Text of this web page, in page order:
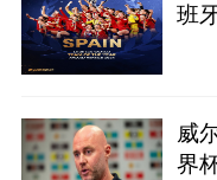
班
威
界